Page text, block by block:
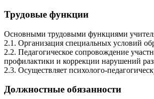
Трудовые функции
Основными трудовыми функциями
2.1. Организация специальных условий
2.2. Педагогическое сопровождение
профилактики и коррекции нарушений
2.3. Осуществляет психолого-
Должностные обязанности